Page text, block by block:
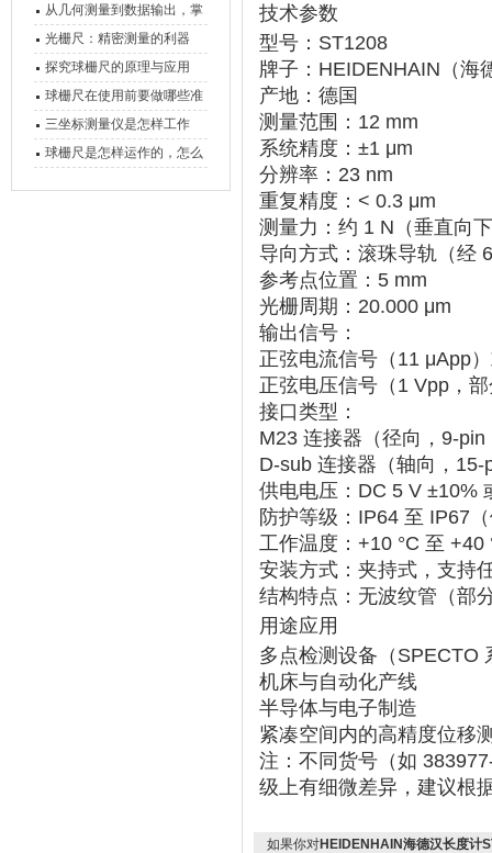
原理、分类与核心功能一次
讲清
从几何测量到数据输出，掌
握万濠影像测量仪的六大核
心能力
光栅尺：精密测量的利器
探究球栅尺的原理与应用
球栅尺在使用前要做哪些准
备工作？
三坐标测量仪是怎样工作
的，功能有什么优势？
球栅尺是怎样运作的，怎么
技术参数
型号 ‌：ST1208
牌子：HEIDENHAIN（海
产地 ‌：德国
测量范围 ‌：‌ 12 mm
系统精度 ‌：‌ ±1 μm
分辨率 ‌：‌ 23 nm
重复精度 ‌：‌ < 0.3 μm
测量力 ‌：约 ‌ 1 N （垂直向
导向方式 ‌：‌ 滚珠导轨 （经
参考点位置 ‌：‌ 5 mm
光栅周期 ‌：‌ 20.000 μm
输出信号 ‌：
正弦电流信号 （11 μApp
正弦电压信号 （1 Vpp，
接口类型 ‌：
M23 连接器 （径向，9-
D-sub 连接器 （轴向，
供电电压 ‌：‌ DC 5 V ±10%
防护等级 ‌：‌ IP64 至 IP67
工作温度 ‌：‌ +10 °C 至 +40
安装方式 ：夹持式，支持
结构特点 ：无波纹管（部
用途应用
多点检测设备（SPECTO
机床与自动化产线
半导体与电子制造
紧凑空间内的高精度位移
注：不同货号（如
级上有细微差异，建议根
如果你对HEIDENHAIN海德汉长度计